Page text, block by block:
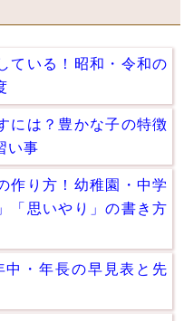
ている！昭和・令和の
には？豊かな子の特徴
い事
作り方！幼稚園・中学
「思いやり」の書き方
・年長の早見表と先